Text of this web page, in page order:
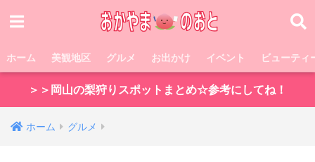
ホーム 美観地区 グルメ お出かけ イベント ビューティ
＞＞岡山の梨狩りスポットまとめ☆参考にしてね！
ホーム グルメ